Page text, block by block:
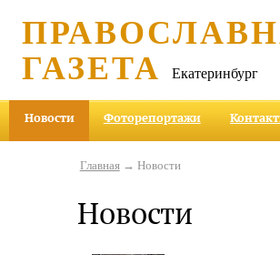
ГАЗЕТА Екатеринбург
Новости Фоторепортажи
Главная→ Новости
Новости